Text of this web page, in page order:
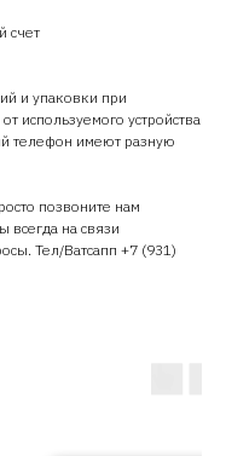
счет
и упаковки при
используемого устройства
телефон имеют разную
позвоните нам
на связи
Тел/Ватсапп +7 (931)